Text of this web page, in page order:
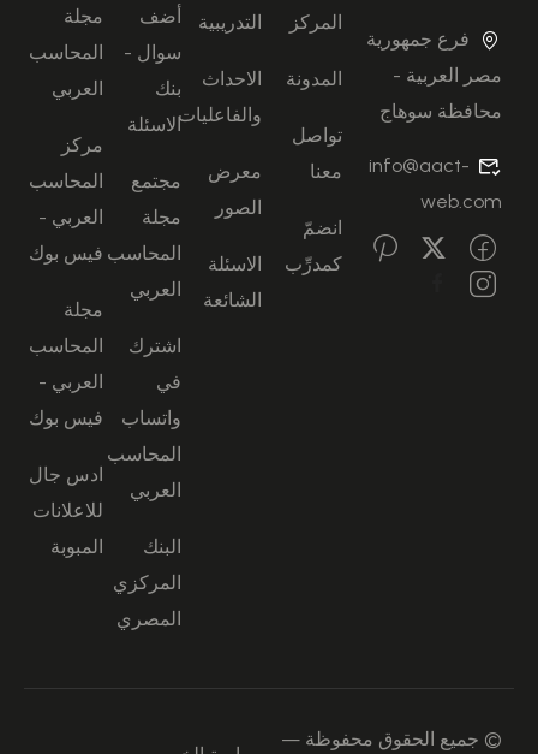
فرع جمهورية
مصر العربية -
محافظة سوهاج
info@aact-
web.com
المركز
المدونة
تواصل
معنا
انضمّ
كمدرِّب
التدريبية
الاحداث
والفاعليات
معرض
الصور
الاسئلة
الشائعة
أضف
سوال -
بنك
الاسئلة
مجتمع
مجلة
المحاسب
العربي
اشترك
في
واتساب
المحاسب
العربي
البنك
المركزي
المصري
مجلة
المحاسب
العربي
مركز
المحاسب
العربي -
فيس بوك
مجلة
المحاسب
العربي -
فيس بوك
ادس جال
للاعلانات
المبوبة
© جميع الحقوق محفوظة —